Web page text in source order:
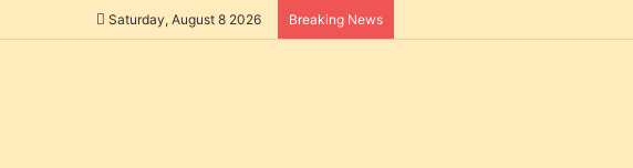
Saturday, August 8 2026 Breaking News